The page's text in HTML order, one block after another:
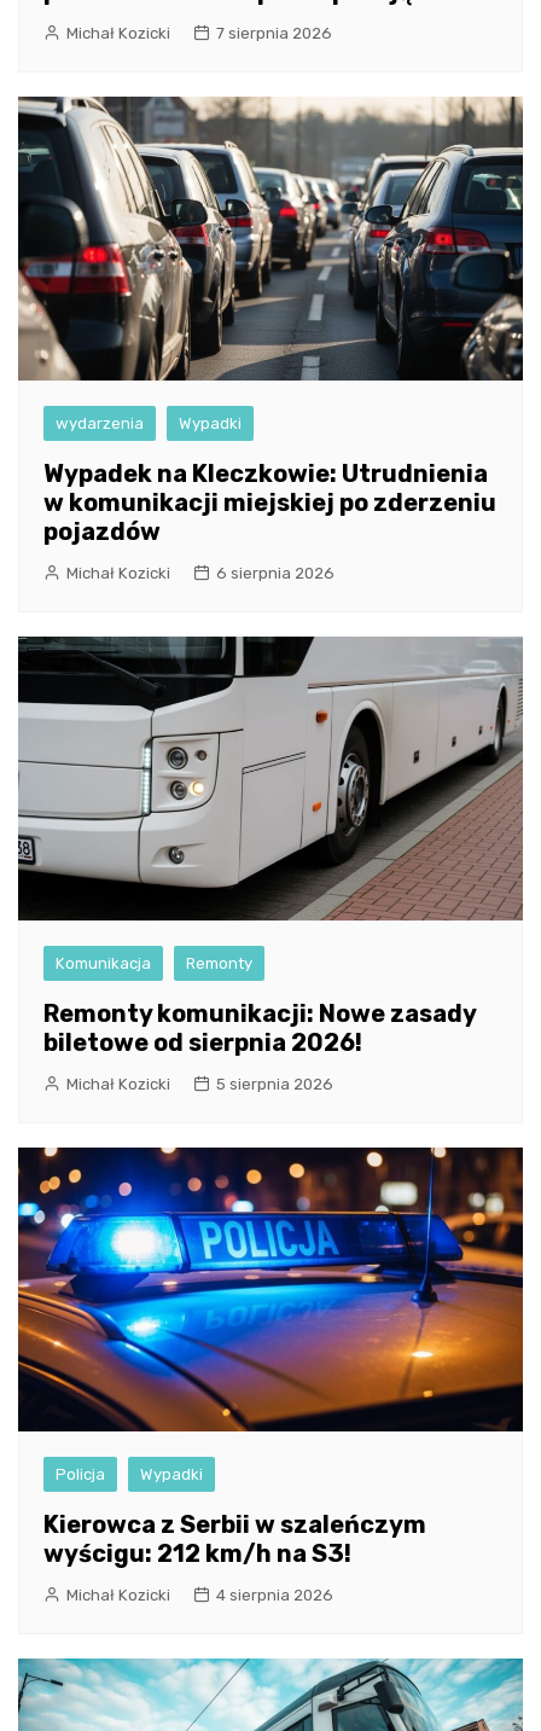
Michał Kozicki 7 sierpnia 2026
wydarzenia Wypadki
Wypadek na Kleczkowie: Utrudnienia
w komunikacji miejskiej po zderzeniu
pojazdów
Michał Kozicki 6 sierpnia 2026
Komunikacja Remonty
Remonty komunikacji: Nowe zasady
biletowe od sierpnia 2026!
Michał Kozicki 5 sierpnia 2026
Policja Wypadki
Kierowca z Serbii w szaleńczym
wyścigu: 212 km/h na S3!
Michał Kozicki 4 sierpnia 2026